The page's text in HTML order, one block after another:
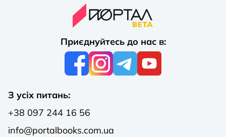
Приєднуйтесь до нас в:
З усіх питань:
+38 097 244 16 56
info@portalbooks.com.ua